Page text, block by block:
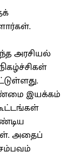
அரசியல்
இயக்கம்
அதைப்